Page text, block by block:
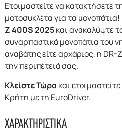
Ετοιμαστείτε να κατακτήσετε
μοτοσυκλέτα για τα μονοπάτια!
Z 400S 2025και ανακαλύψτε
συναρπαστικά μονοπάτια του
αναβάτης είτε αρχάριος, η
την περιπέτειά σας.
Κλείστε Τώρα και
Κρήτη με τη EuroDriver.
ΧΑΡΑΚΤΗΡΙΣΤΙΚΑ